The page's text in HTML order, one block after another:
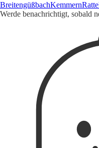
BreitengüßbachKemmern
Werde benachrichtigt, sobald